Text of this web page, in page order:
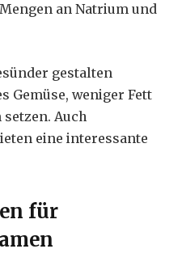
an Natrium und
gestalten
Gemüse, weniger Fett
Auch
eine interessante
für